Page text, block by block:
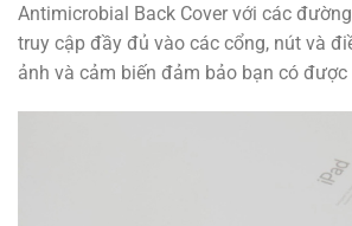
Antimicrobial Back Cover với các
truy cập đầy đủ vào các cổng, nút và
ảnh và cảm biến đảm bảo bạn có